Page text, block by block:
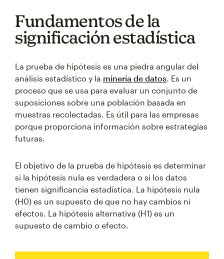
Fundamentos de la
significación estadística
La prueba de hipótesis es una piedra angular del
análisis estadístico y la minería de datos. Es un
proceso que se usa para evaluar un conjunto de
suposiciones sobre una población basada en
muestras recolectadas. Es útil para las empresas
porque proporciona información sobre estrategias
futuras.
El objetivo de la prueba de hipótesis es determinar
si la hipótesis nula es verdadera o si los datos
tienen significancia estadística. La hipótesis nula
(H0) es un supuesto de que no hay cambios ni
efectos. La hipótesis alternativa (H1) es un
supuesto de cambio o efecto.